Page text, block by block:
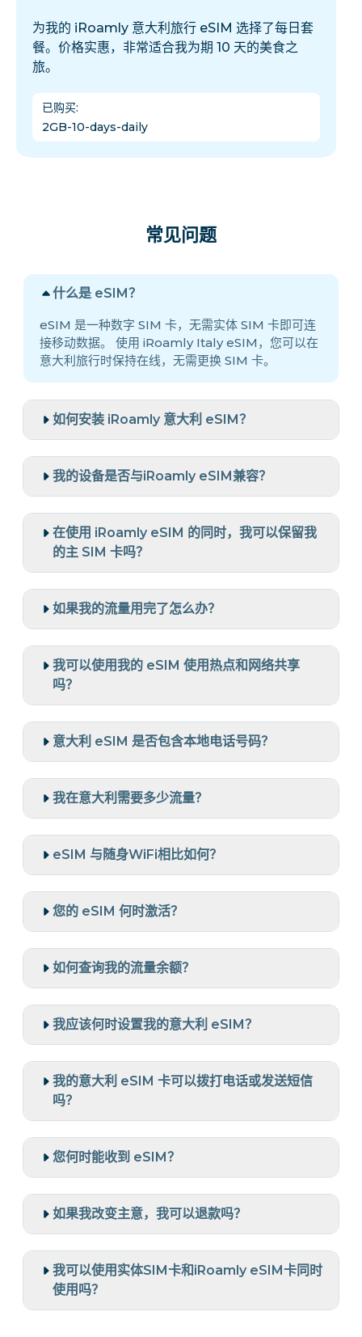
为我的 iRoamly 意大利旅行 eSIM 选择了每日套
餐。价格实惠，非常适合我为期 10 天的美食之
旅。
已购买:
2GB-10-days-daily
常见问题
什么是 eSIM？
eSIM 是一种数字 SIM 卡，无需实体 SIM 卡即可连
接移动数据。 使用 iRoamly Italy eSIM，您可以在
意大利旅行时保持在线，无需更换 SIM 卡。
如何安装 iRoamly 意大利 eSIM？
我的设备是否与iRoamly eSIM兼容？
在使用 iRoamly eSIM 的同时，我可以保留我
的主 SIM 卡吗？
如果我的流量用完了怎么办？
我可以使用我的 eSIM 使用热点和网络共享
吗？
意大利 eSIM 是否包含本地电话号码？
我在意大利需要多少流量？
eSIM 与随身WiFi相比如何？
您的 eSIM 何时激活？
如何查询我的流量余额？
我应该何时设置我的意大利 eSIM？
我的意大利 eSIM 卡可以拨打电话或发送短信
吗？
您何时能收到 eSIM？
如果我改变主意，我可以退款吗？
我可以使用实体SIM卡和iRoamly eSIM卡同时
使用吗？